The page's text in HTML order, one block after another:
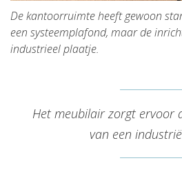
De kantoorruimte heeft gewoon
een systeemplafond, maar de
industrieel plaatje.
Het meubilair zorgt ervoor
van een